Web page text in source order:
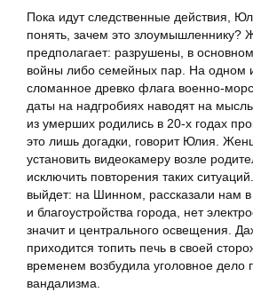
Пока идут следственные действия,
понять, зачем это злоумышленнику?
предполагает: разрушены, в
войны либо семейных пар. На одном
сломанное древко флага военно-
даты на надгробиях наводят на
из умерших родились в 20-х годах
это лишь догадки, говорит Юлия.
установить видеокамеру возле
исключить повторения таких
выйдет: на Шинном, рассказали нам
и благоустройства города, нет
значит и центрального освещения.
приходится топить печь в своей
временем возбудила уголовное дело
вандализма.